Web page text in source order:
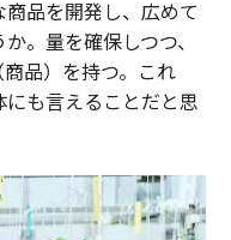
品を開発し、広めて
。量を確保しつつ、
品）を持つ。これ
も言えることだと思